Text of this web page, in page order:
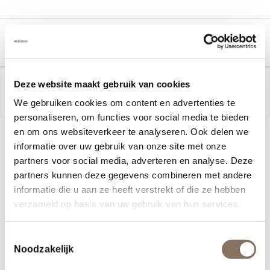
Deze website maakt gebruik van cookies
We gebruiken cookies om content en advertenties te
personaliseren, om functies voor social media te bieden
en om ons websiteverkeer te analyseren. Ook delen we
informatie over uw gebruik van onze site met onze
partners voor social media, adverteren en analyse. Deze
partners kunnen deze gegevens combineren met andere
informatie die u aan ze heeft verstrekt of die ze hebben
verzameld op basis van uw gebruik van hun services.
Noodzakelijk
niet in een rechte, rigide lijn,
maar met ruimte om onderweg bij te sturen
DUURZAAMHEID
Duurzaamheid gaat bij Rezidenz niet alleen om
energieprestaties of uitstoot van CO2.
Duurzaamheid is bij ons ook geen bijzonderheid,
maar letterlijk een natuurlijk onderdeel in de
conceptuele ontwikkeling van onze projecten. In
belevingswaarde, gebruikerswaarde en in de